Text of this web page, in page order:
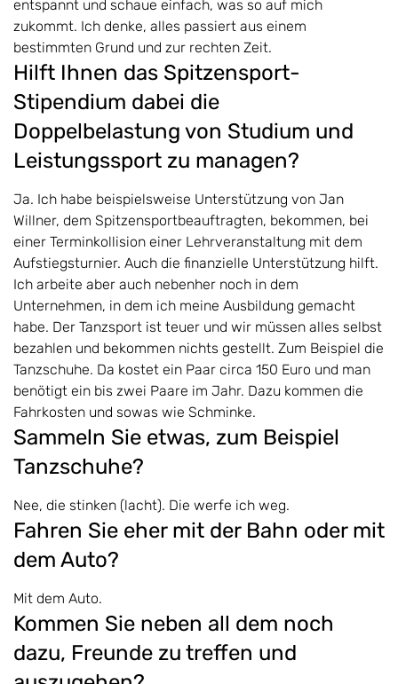
entspannt und schaue einfach, was so auf mich
zukommt. Ich denke, alles passiert aus einem
bestimmten Grund und zur rechten Zeit.
Hilft Ihnen das Spitzensport-
Stipendium dabei die
Doppelbelastung von Studium und
Leistungssport zu managen?
Ja. Ich habe beispielsweise Unterstützung von Jan
Willner, dem Spitzensportbeauftragten, bekommen, bei
einer Terminkollision einer Lehrveranstaltung mit dem
Aufstiegsturnier. Auch die finanzielle Unterstützung hilft.
Ich arbeite aber auch nebenher noch in dem
Unternehmen, in dem ich meine Ausbildung gemacht
habe. Der Tanzsport ist teuer und wir müssen alles selbst
bezahlen und bekommen nichts gestellt. Zum Beispiel die
Tanzschuhe. Da kostet ein Paar circa 150 Euro und man
benötigt ein bis zwei Paare im Jahr. Dazu kommen die
Fahrkosten und sowas wie Schminke.
Sammeln Sie etwas, zum Beispiel
Tanzschuhe?
Nee, die stinken (lacht). Die werfe ich weg.
Fahren Sie eher mit der Bahn oder mit
dem Auto?
Mit dem Auto.
Kommen Sie neben all dem noch
dazu, Freunde zu treffen und